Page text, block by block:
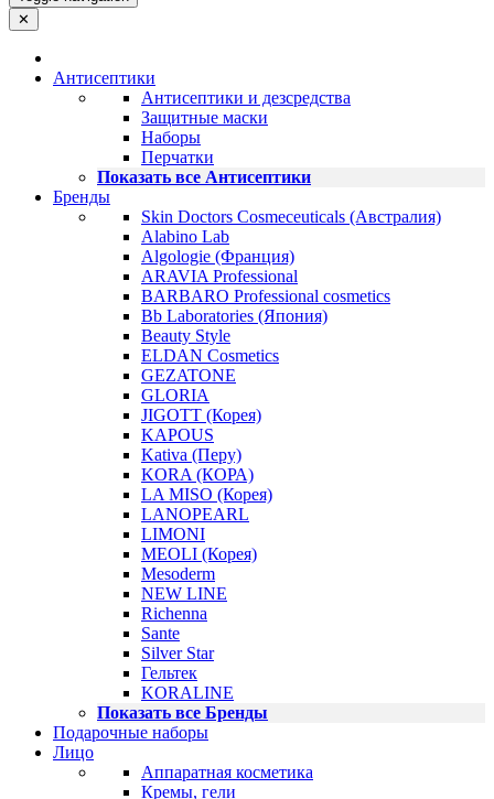
✕
Антисептики
Антисептики и дезсредства
Защитные маски
Наборы
Перчатки
Показать все Антисептики
Бренды
Skin Doctors Cosmeceuticals (Австралия)
Alabino Lab
Algologie (Франция)
ARAVIA Professional
BARBARO Professional cosmetics
Bb Laboratories (Япония)
Beauty Style
ELDAN Cosmetics
GEZATONE
GLORIA
JIGOTT (Корея)
KAPOUS
Kativa (Перу)
KORA (КОРА)
LA MISO (Корея)
LANOPEARL
LIMONI
MEOLI (Корея)
Mesoderm
NEW LINE
Richenna
Sante
Silver Star
Гельтек
KORALINE
Показать все Бренды
Подарочные наборы
Лицо
Аппаратная косметика
Кремы, гели